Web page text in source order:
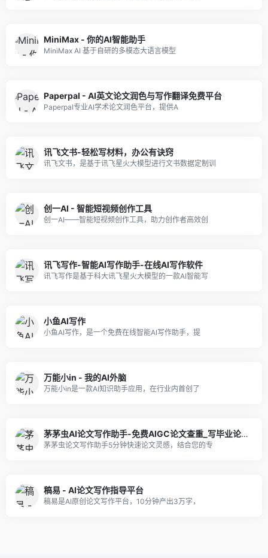
MiniMax - 你的AI智能助手
MiniMax AI 基于自研的多模态大语言模型
Paperpal - AI英文论文润色与写作翻译免费平台
Paperpal专业AI学术论文润色平台，提供A
讯飞文书-轻松写材料，办公有诀窍
讯飞文书，是基于讯飞星火大模型进行文书数据定制训
创一AI - 智能短视频创作工具
创一AI——智能短视频创作工具，助力创作者高效创
讯飞写作-智能AI写作助手-在线AI写作软件
讯飞写作是基于科大讯飞星火大模型的一款AI智能写
小鱼AI写作
小鱼AI写作，是一个免费在线智能AI写作助手，提
万能小in - 我的AI外脑
万能小in是一款AI知识助手应用，在行业内首创了
茅茅虫AI论文写作助手-免费AIGC论文查重_写毕业论文降重
茅茅虫论文写作助手5分钟快速论文灵感，结合您的专
稿易 - AI论文写作指导平台
稿易是AI原创论文写作平台，10分钟产出3万字，